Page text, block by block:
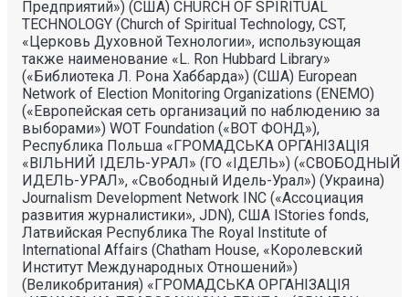
Предприятий») (США) CHURCH OF SPIRITUAL
TECHNOLOGY (Church of Spiritual Technology, CST,
«Церковь Духовной Технологии», использующая
также наименование «L. Ron Hubbard Library»
(«Библиотека Л. Рона Хаббарда») (США) European
Network of Election Monitoring Organizations (ENEMO)
(«Европейская сеть организаций по наблюдению за
выборами») WOT Foundation («ВОТ ФОНД»),
Республика Польша «ГРОМАДСЬКА ОРГАНI3АЦIЯ
«ВIЛЬНИЙ IДЕЛЬ-УРАЛ» (ГО «IДЕЛЬ») («СВОБОДНЫЙ
ИДЕЛЬ-УРАЛ», «Свободный Идель-Урал») (Украина)
Journalism Development Network INC («Ассоциация
развития журналистики», JDN), США IStories fonds,
Латвийская Республика The Royal Institute of
International Affairs (Chatham House, «Королевский
Институт Международных Отношений»)
(Великобритания) «ГРОМАДСЬКА ОРГАНIЗАЦIЯ